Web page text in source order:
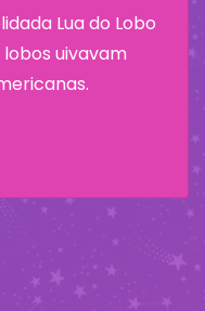
Lua do Lobo
uivavam